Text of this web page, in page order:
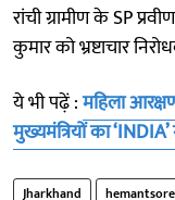
रांची ग्रामीण के SP
कुमार को भ्रष्टाचार
ये भी पढ़ें :महिला
मुख्यमंत्रियों का
Jharkhand